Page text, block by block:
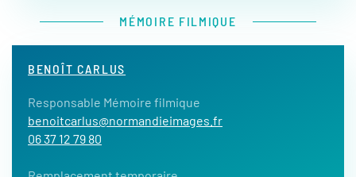
MÉMOIRE FILMIQUE
BENOÎT CARLUS
Responsable Mémoire filmique
benoitcarlus@normandieimages.fr
06 37 12 79 80